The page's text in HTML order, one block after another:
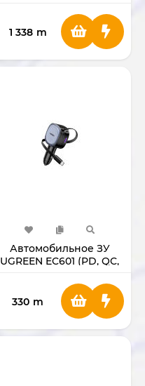
1 338 m
Автомобильное ЗУ
UGREEN EC601 (PD, QC,
330 m